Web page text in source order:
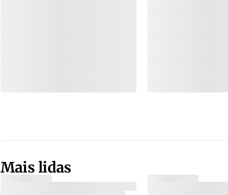
Mais lidas